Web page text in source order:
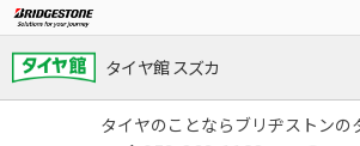
タイヤ館 スズカ
タイヤのことならブリヂストンの